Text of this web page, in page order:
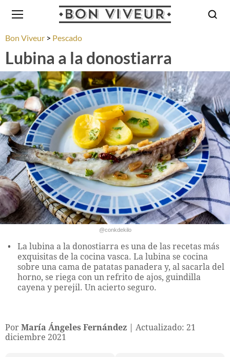
Bon Viveur Pescado
Lubina a la donostiarra
@conkdekilo
La lubina a la donostiarra es una de las recetas más
exquisitas de la cocina vasca. La lubina se cocina
sobre una cama de patatas panadera y, al sacarla del
horno, se riega con un refrito de ajos, guindilla
cayena y perejil. Un acierto seguro.
Por María Ángeles Fernández
Actualizado: 21
diciembre 2021